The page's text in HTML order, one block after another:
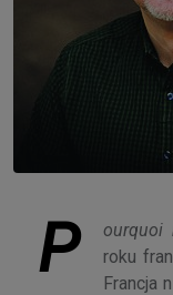
P ourquoi
roku
Francja